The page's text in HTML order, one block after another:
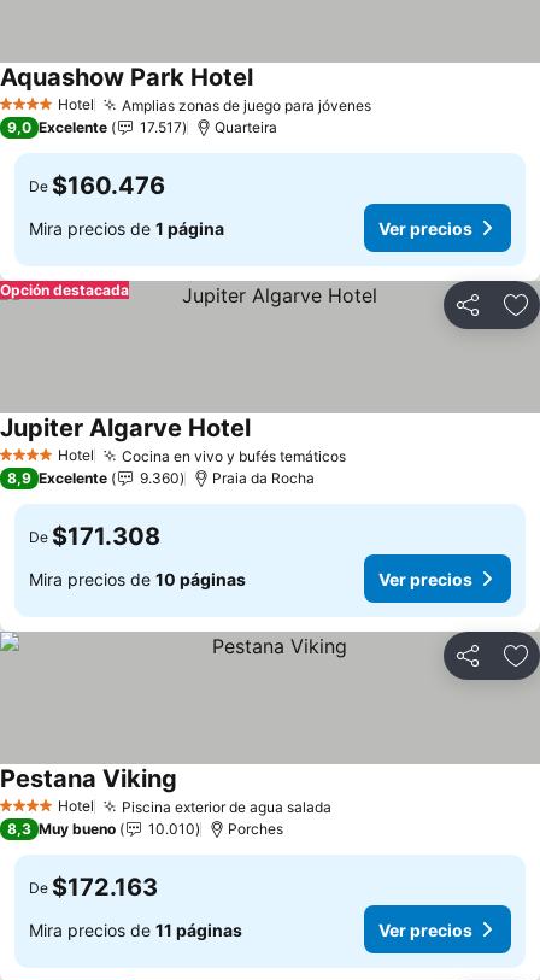
4 EstrellasHotel Amplias zonas de juego para jóvenes
Aquashow Park Hotel
9,0 Excelente 17.517 Quarteira
De $160.476
Mira precios de 1 página Ver precios
Compartir
Opción destacada
4 EstrellasHotel Cocina en vivo y bufés temáticos
Jupiter Algarve Hotel
8,9 Excelente 9.360 Praia da Rocha
De $171.308
Mira precios de 10 páginas Ver precios
Compartir
4 EstrellasHotel Piscina exterior de agua salada
Pestana Viking
8,3 Muy bueno 10.010 Porches
De $172.163
Mira precios de 11 páginas Ver precios